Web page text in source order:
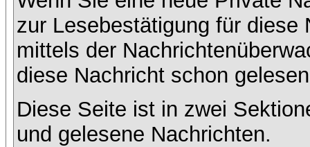
zur Lesebestätigung für diese
mittels der
diese Nachricht schon
Diese Seite ist in zwei
und gelesene Nachrichten.